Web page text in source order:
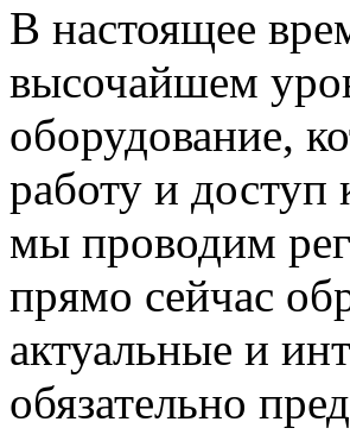
В настоящее
высочайшем
оборудование,
работу и
мы проводим
прямо сейчас
актуальные и
обязательно